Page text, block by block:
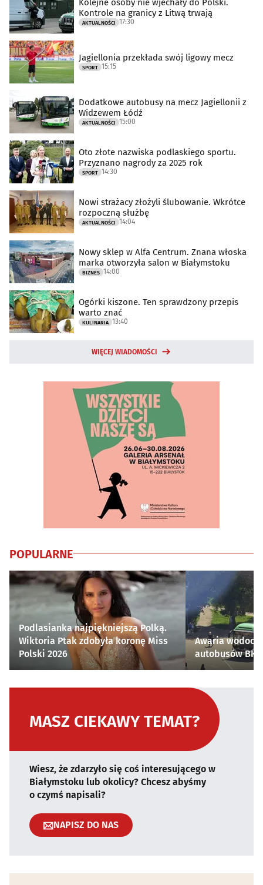
Kolejne osoby nie wjechały do Polski.
Kontrole na granicy z Litwą trwają
AKTUALNOŚCI 17:30
Jagiellonia przekłada swój ligowy mecz
SPORT 15:15
Dodatkowe autobusy na mecz Jagiellonii z
Widzewem Łódź
AKTUALNOŚCI 15:00
Oto złote nazwiska podlaskiego sportu.
Przyznano nagrody za 2025 rok
SPORT 14:30
Nowi strażacy złożyli ślubowanie. Wkrótce
rozpoczną służbę
AKTUALNOŚCI 14:04
Nowy sklep w Alfa Centrum. Znana włoska
marka otworzyła salon w Białymstoku
BIZNES 14:00
Ogórki kiszone. Ten sprawdzony przepis
warto znać
KULINARIA 13:40
WIĘCEJ WIADOMOŚCI
POPULARNE
Podlasianka najpiękniejszą Polką.
Wiktoria Ptak zdobyła koronę Miss
Polski 2026
Awaria
autobusów
MASZ CIEKAWY TEMAT?
Wiesz, że zdarzyło się coś interesującego w
Białymstoku lub okolicy? Chcesz abyśmy
o czymś napisali?
NAPISZ DO NAS